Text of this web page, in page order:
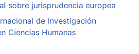
sobre jurisprudencia europea
de Investigación
Ciencias Humanas